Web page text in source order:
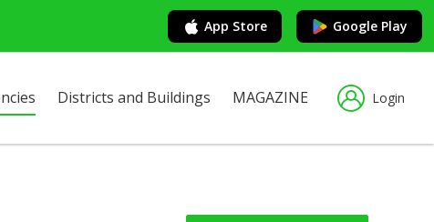
App Store Google Play
Districts and Buildings MAGAZINE Login